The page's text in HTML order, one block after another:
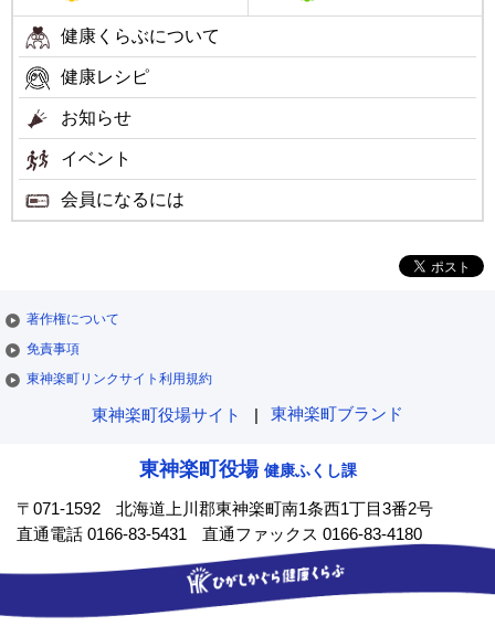
ニ
ュ
ー
健康くらぶについて
健康レシピ
お知らせ
イベント
会員になるには
著作権について
免責事項
東神楽町リンクサイト利用規約
東神楽町役場サイト 東神楽町ブランド
東神楽町役場 健康ふくし課
〒071-1592
北海道上川郡東神楽町南1条西1丁目3番2号
直通電話 0166-83-5431
直通ファックス 0166-83-4180